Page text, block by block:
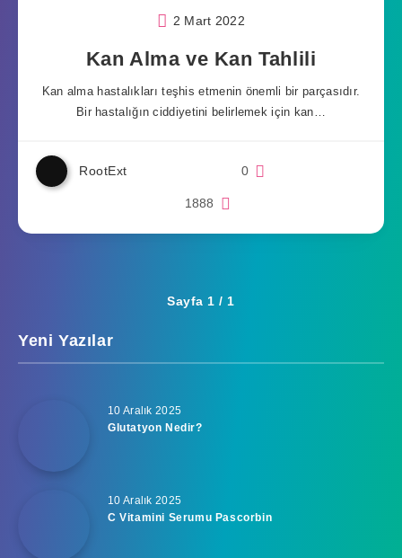
2 Mart 2022
Kan Alma ve Kan Tahlili
Kan alma hastalıkları teşhis etmenin önemli bir parçasıdır.
Bir hastalığın ciddiyetini belirlemek için kan…
RootExt 0
1888
Sayfa 1 / 1
Yeni Yazılar
10 Aralık 2025
Glutatyon Nedir?
10 Aralık 2025
C Vitamini Serumu Pascorbin